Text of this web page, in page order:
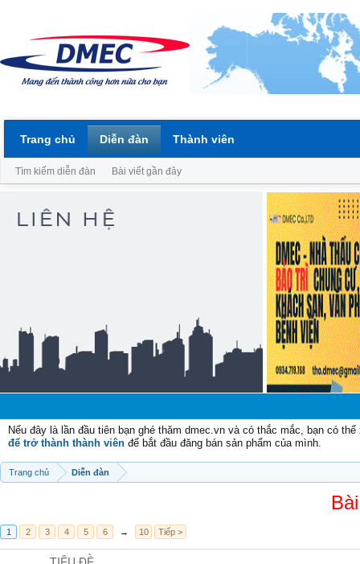
Nếu đây là lần đầu tiên bạn ghé thăm dmec.vn và có thắc mắc, bạn có
để trở thành thành viên để bắt đầu đăng bán sản phẩm của mình.
Trang chủ Diễn đàn
1 2 3 4 5 6 → 10 Tiếp >
Trang chủ Diễn đàn
Tìm kiếm diễn đàn Bài viết gần đây
Thành viên